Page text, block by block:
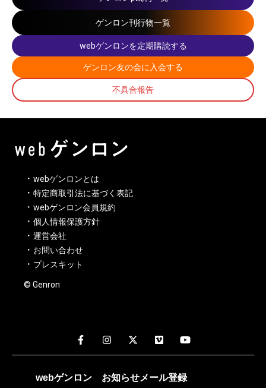
ゲンロン刊行物一覧
webゲンロンを定期購読する
ゲンロン友の会に入会する
不具合報告
webゲンロンとは
特定商取引法に基づく表記
webゲンロン会員規約
個人情報保護方針
運営会社
お問い合わせ
プレスキット
© Genron
webゲンロン お知らせメール登録